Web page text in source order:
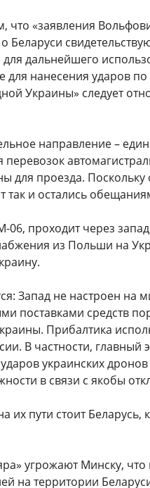
что «заявления
дальнейшего
для нанесения ударов
Украины» следует
направление –
для проезда.
так и остались
проходит через
из Польши на
Запад не настроен на
поставками средств
Прибалтика
В частности, главный
украинских
в связи с якобы
их пути стоит
угрожают Минску,
на территории